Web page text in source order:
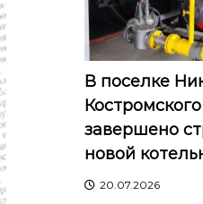
т
В поселке
завершено
новой
20.07.2026